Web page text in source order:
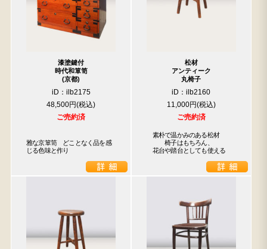
漆塗鍵付
時代和箪笥
(京都)
iD：ilb2175
48,500円
ご売約済
雅な京箪笥　どことなく品を感
じる色味と作り
松材
アンティーク
丸椅子
iD：ilb2160
11,000円
ご売約済
素朴で温かみのある松材
椅子はもちろん、
花台や踏台としても使える